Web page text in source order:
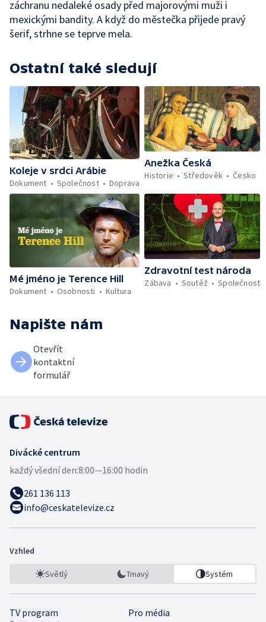
záchranu nedaleké osady před majorovými muži i
mexickými bandity. A když do městečka přijede pravý
šerif, strhne se teprve mela.
Ostatní také sledují
Koleje v srdci Arábie
Dokument
Společnost Doprava
Anežka Česká
Historie
Středověk Česko
Mé jméno je Terence Hill
Dokument
Osobnosti Kultura
Zdravotní test národa
Zábava
Soutěž Společnost
Napište nám
Otevřít
kontaktní
formulář
Divácké centrum
každý všední den:8:00—16:00 hodin
261 136 113
info@ceskatelevize.cz
Vzhled
Světlý Tmavý Systém
TV program
Pro média